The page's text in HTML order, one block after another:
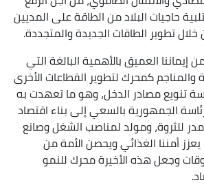
حاجيات البلاد من الطاقة على المديين
تطوير ‏الطاقات الجديدة والمتجددة.
إيماننا العميق بالأهمية البالغة التي
كمحرك لتطوير القطاعات الأخرى
تنويع مصادر الدخل، وهو ما تعهدت به
الجمهورية بالسعي إلى بناء اقتصاد
للثروة، ومولد لمناصب الشغل وصانع
أمننا الغذائي ويحصن الأمة من
وجعل هذه الأخيرة محرك للنمو